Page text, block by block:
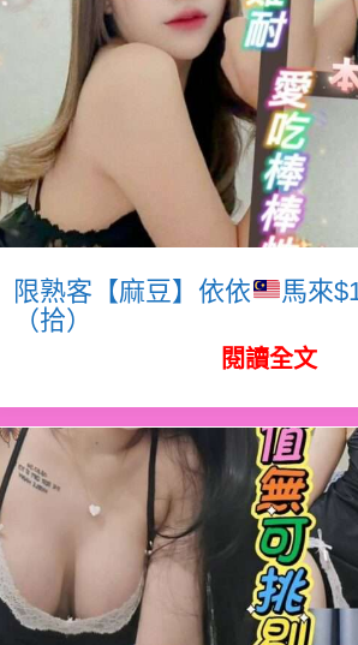
限熟客【麻豆】依依
馬來
（拾）
閱讀全文